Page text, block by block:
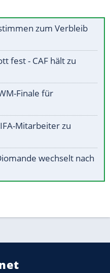
zum Verbleib
fest - CAF hält zu
Finale für
Mitarbeiter zu
wechselt nach